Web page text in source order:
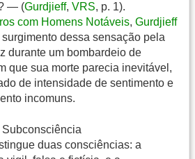
— (Gurdjieff, VRS, p. 1).
com Homens Notáveis, Gurdjieff
dessa sensação pela
durante um bombardeio de
que sua morte parecia inevitável,
de intensidade de sentimento e
incomuns.
duas consciências: a